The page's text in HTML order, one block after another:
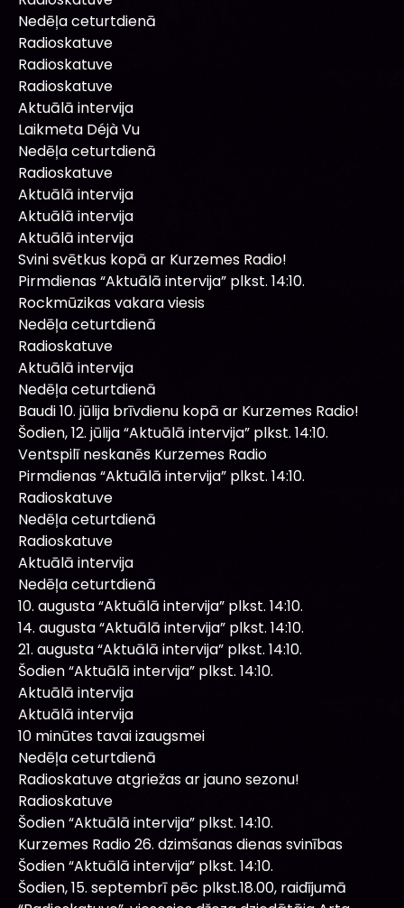
Nedēļa ceturtdienā
Radioskatuve
Radioskatuve
Radioskatuve
Aktuālā intervija
Laikmeta Déjà Vu
Nedēļa ceturtdienā
Radioskatuve
Aktuālā intervija
Aktuālā intervija
Aktuālā intervija
Svini svētkus kopā ar Kurzemes Radio!
Pirmdienas “Aktuālā intervija” plkst. 14:10.
Rockmūzikas vakara viesis
Nedēļa ceturtdienā
Radioskatuve
Aktuālā intervija
Nedēļa ceturtdienā
Baudi 10. jūlija brīvdienu kopā ar Kurzemes Radio!
Šodien, 12. jūlija “Aktuālā intervija” plkst. 14:10.
Ventspilī neskanēs Kurzemes Radio
Pirmdienas “Aktuālā intervija” plkst. 14:10.
Radioskatuve
Nedēļa ceturtdienā
Radioskatuve
Aktuālā intervija
Nedēļa ceturtdienā
10. augusta “Aktuālā intervija” plkst. 14:10.
14. augusta “Aktuālā intervija” plkst. 14:10.
21. augusta “Aktuālā intervija” plkst. 14:10.
Šodien “Aktuālā intervija” plkst. 14:10.
Aktuālā intervija
Aktuālā intervija
10 minūtes tavai izaugsmei
Nedēļa ceturtdienā
Radioskatuve atgriežas ar jauno sezonu!
Radioskatuve
Šodien “Aktuālā intervija” plkst. 14:10.
Kurzemes Radio 26. dzimšanas dienas svinības
Šodien “Aktuālā intervija” plkst. 14:10.
Šodien, 15. septembrī pēc plkst.18.00, raidījumā